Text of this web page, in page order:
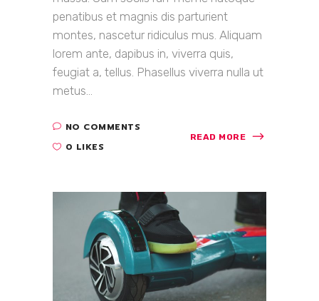
penatibus et magnis dis parturient
montes, nascetur ridiculus mus. Aliquam
lorem ante, dapibus in, viverra quis,
feugiat a, tellus. Phasellus viverra nulla ut
metus...
NO COMMENTS
0 LIKES
READ MORE